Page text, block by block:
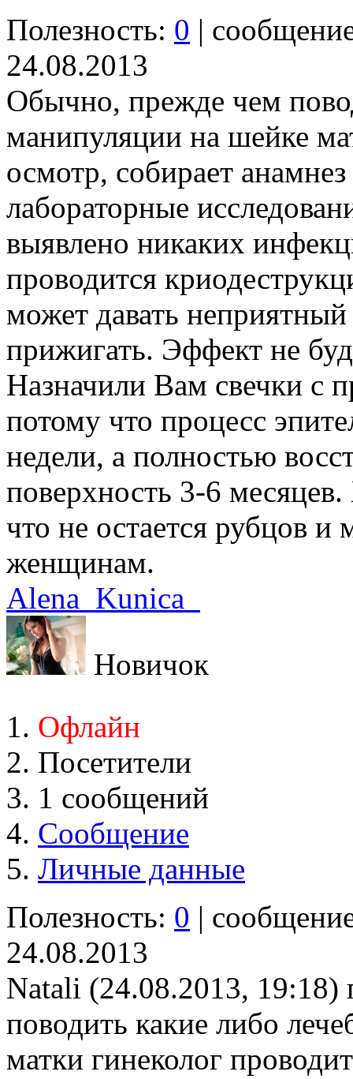
Полезность: 0 |
24.08.2013
Обычно, прежде чем
манипуляции на шейке
осмотр, собирает
лабораторные
выявлено никаких
проводится
может давать
прижигать. Эффект не
Назначили Вам свечки с
потому что процесс
недели, а полностью
поверхность 3-6
что не остается рубцов
женщинам.
Alena_Kunica_
Новичок
Офлайн
Посетители
1 сообщений
Сообщение
Личные данные
Полезность: 0 |
24.08.2013
Natali (24.08.2013, 19:18)
поводить какие либо
матки гинеколог